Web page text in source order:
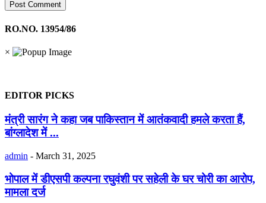
RO.NO. 13954/86
×
EDITOR PICKS
मंत्री सारंग ने कहा जब पाकिस्तान में आतंकवादी हमले करता हैं,
बांग्लादेश में ...
admin - March 31, 2025
भोपाल में डीएसपी कल्पना रघुवंशी पर सहेली के घर चोरी का आरोप,
मामला दर्ज